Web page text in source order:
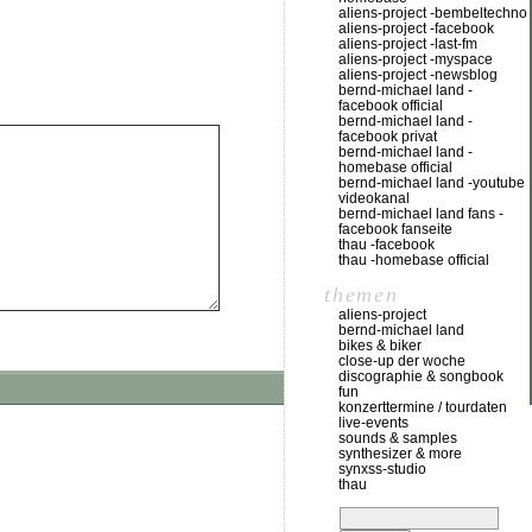
aliens-project -bembeltechno
aliens-project -facebook
aliens-project -last-fm
aliens-project -myspace
aliens-project -newsblog
bernd-michael land -
facebook official
bernd-michael land -
facebook privat
bernd-michael land -
homebase official
bernd-michael land -youtube
videokanal
bernd-michael land fans -
facebook fanseite
thau -facebook
thau -homebase official
themen
aliens-project
bernd-michael land
bikes & biker
close-up der woche
discographie & songbook
fun
konzerttermine / tourdaten
live-events
sounds & samples
synthesizer & more
synxss-studio
thau